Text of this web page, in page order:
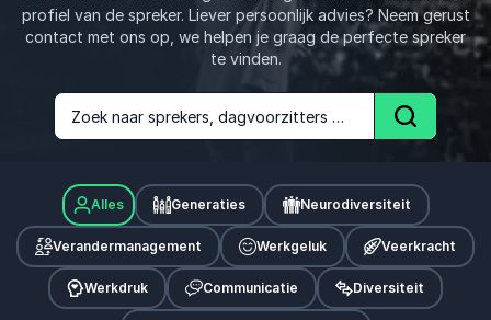
profiel van de spreker. Liever persoonlijk advies? Neem gerust
contact met ons op, we helpen je graag de perfecte spreker
te vinden.
Zoek naar sprekers, dagvoorzitters of onderwerpen Zoek
Alles Generaties Neurodiversiteit
Verandermanagement Werkgeluk Veerkracht
Werkdruk Communicatie Diversiteit